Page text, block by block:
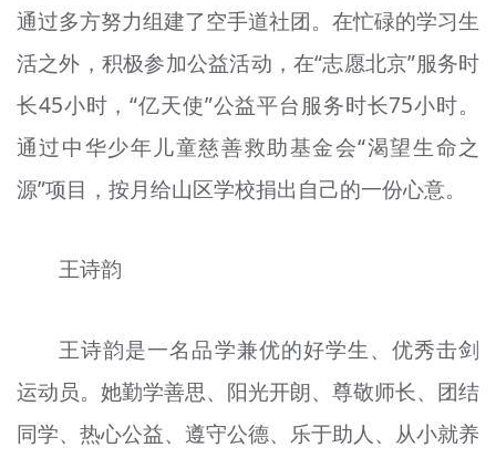
通过多方努力组建了空手道社团。在忙碌的学习生
活之外，积极参加公益活动，在“志愿北京”服务时
长45小时，“亿天使”公益平台服务时长75小时。
通过中华少年儿童慈善救助基金会“渴望生命之
源”项目，按月给山区学校捐出自己的一份心意。
王诗韵
王诗韵是一名品学兼优的好学生、优秀击剑
运动员。她勤学善思、阳光开朗、尊敬师长、团结
同学、热心公益、遵守公德、乐于助人、从小就养